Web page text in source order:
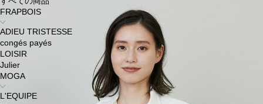
FRAPBOIS
ADIEU TRISTESSE
congés payés
LOISIR
Julier
MOGA
L'EQUIPE